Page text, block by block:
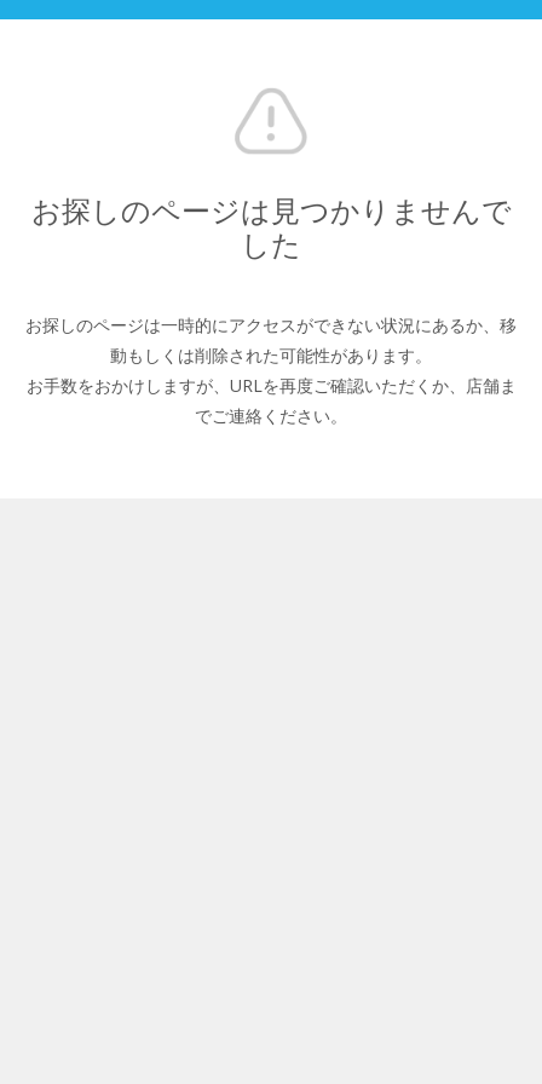
お探しのページは見つかりませんで
した
お探しのページは一時的にアクセスができない状況にあるか、 移
動もしくは削除された可能性があります。
お手数をおかけしますが、URLを再度ご確認いただくか、 店舗ま
でご連絡ください。